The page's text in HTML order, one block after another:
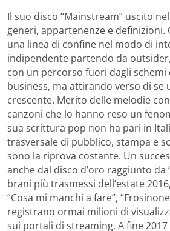
Il suo disco “Mainstream” uscito
generi, appartenenze e definizioni.
una linea di confine nel modo di
indipendente partendo da
con un percorso fuori dagli schemi
business, ma attirando verso di se
crescente. Merito delle melodie
canzoni che lo hanno reso un
sua scrittura pop non ha pari in
trasversale di pubblico, stampa e
sono la riprova costante. Un
anche dal disco d’oro raggiunto da
brani più trasmessi dell’estate
“Cosa mi manchi a fare”,
registrano ormai milioni di
sui portali di streaming. A fine 2017